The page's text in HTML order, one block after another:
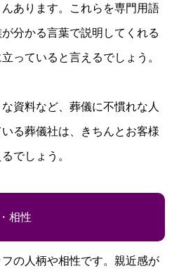
あります。これらを専門用語
分かる言葉で説明してくれる
っていると言えるでしょう。
資料など、葬儀に不慣れな人
る葬儀社は、きちんとお客様
でしょう。
相性
の人柄や相性です。親近感が